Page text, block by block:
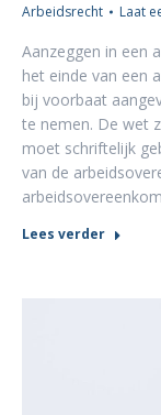
Arbeidsrecht Laat
Aanzeggen in een
het einde van een
bij voorbaat
te nemen. De wet
moet schriftelijk
van de
Lees verder